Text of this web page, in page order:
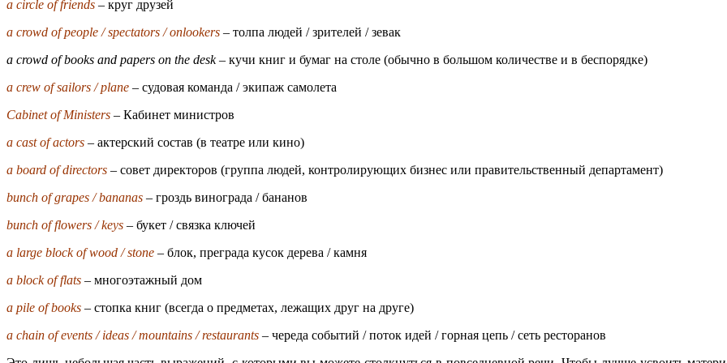
a circle of friends – круг друзей
a crowd of people / spectators / onlookers – толпа людей / зрителей / зевак
a crowd of books and papers on the desk– кучи книг и бумаг на столе (обычно в большом количестве и в беспорядке)
a crew of sailors / plane – судовая команда / экипаж самолета
Cabinet of Ministers – Кабинет министров
a cast of actors – актерский состав (в театре или кино)
a board of directors – совет директоров (группа людей, контролирующих бизнес или правительственный департамент)
bunch of grapes / bananas – гроздь винограда / бананов
bunch of flowers / keys – букет / связка ключей
a large block of wood / stone – блок, преграда кусок дерева / камня
a block of flats – многоэтажный дом
a pile of books – стопка книг (всегда о предметах, лежащих друг на друге)
a chain of events / ideas / mountains / restaurants – череда событий / поток идей / горная цепь / сеть ресторанов